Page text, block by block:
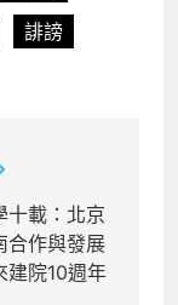
誹謗
十載：北京
合作與發展
建院10週年